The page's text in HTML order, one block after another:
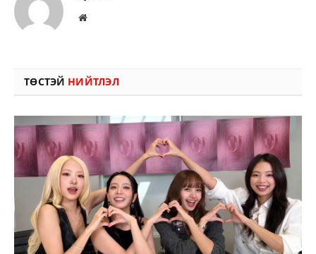
Вэбсайт
ТӨСТЭЙ НИЙТЛЭЛ